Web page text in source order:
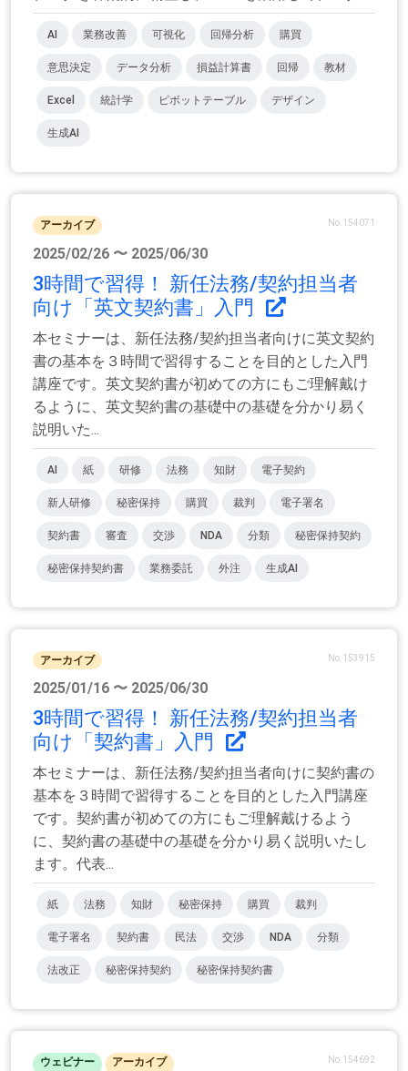
AI 業務改善 可視化 回帰分析 購買
意思決定 データ分析 損益計算書 回帰 教材
Excel 統計学 ピボットテーブル デザイン
生成AI
アーカイブ No.154071
2025/02/26 〜 2025/06/30
3時間で習得！ 新任法務/契約担当者
向け「英文契約書」入門
本セミナーは、新任法務/契約担当者向けに英文契約
書の基本を３時間で習得することを目的とした入門
講座です。英文契約書が初めての方にもご理解戴け
るように、英文契約書の基礎中の基礎を分かり易く
説明いた...
AI 紙 研修 法務 知財 電子契約
新人研修 秘密保持 購買 裁判 電子署名
契約書 審査 交渉 NDA 分類 秘密保持契約
秘密保持契約書 業務委託 外注 生成AI
アーカイブ No.153915
2025/01/16 〜 2025/06/30
3時間で習得！ 新任法務/契約担当者
向け「契約書」入門
本セミナーは、新任法務/契約担当者向けに契約書の
基本を３時間で習得することを目的とした入門講座
です。契約書が初めての方にもご理解戴けるよう
に、契約書の基礎中の基礎を分かり易く説明いたし
ます。代表...
紙 法務 知財 秘密保持 購買 裁判
電子署名 契約書 民法 交渉 NDA 分類
法改正 秘密保持契約 秘密保持契約書
ウェビナー アーカイブ No.154692